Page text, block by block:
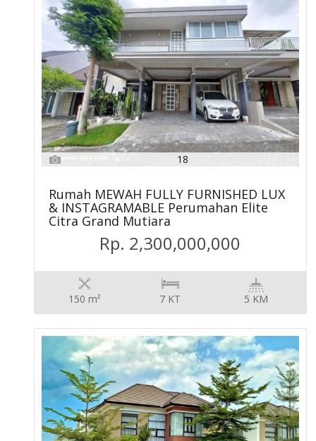
18
Rumah MEWAH FULLY FURNISHED LUX
& INSTAGRAMABLE Perumahan Elite
Citra Grand Mutiara
Rp. 2,300,000,000
150 m² 7 KT 5 KM